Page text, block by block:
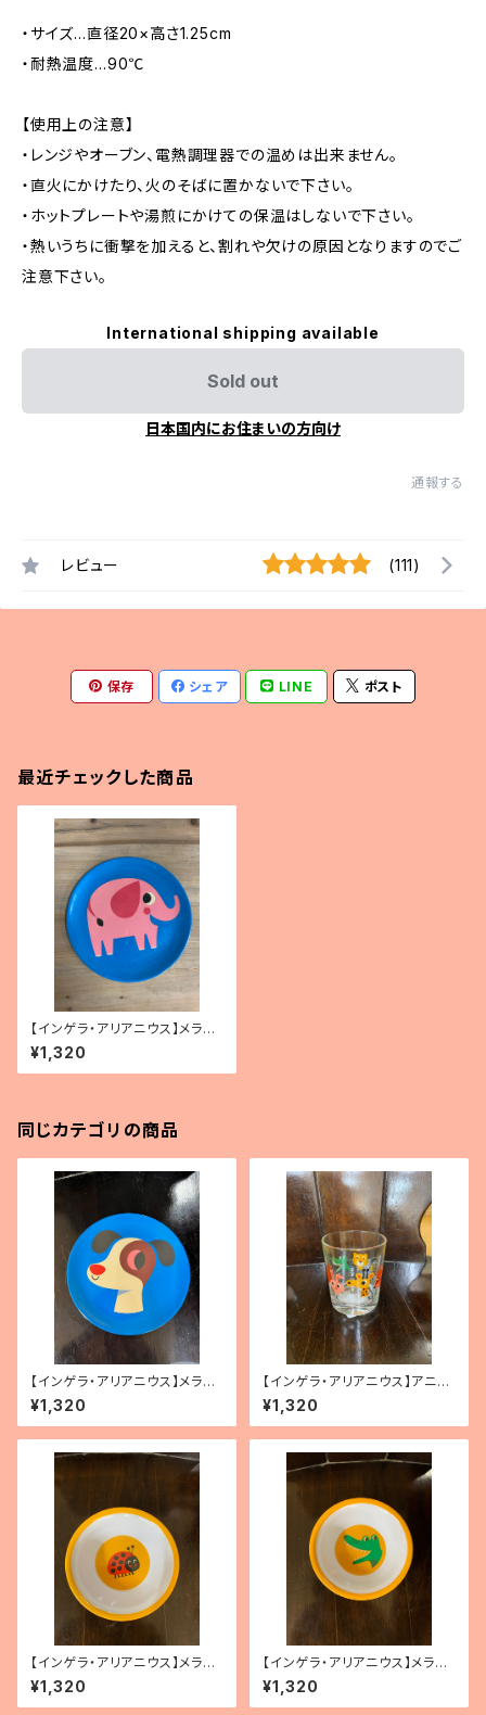
・サイズ…直径20×高さ1.25cm
・耐熱温度…90℃
【使用上の注意】
・レンジやオーブン、電熱調理器での温めは出来ません。
・直火にかけたり、火のそばに置かないで下さい。
・ホットプレートや湯煎にかけての保温はしないで下さい。
・熱いうちに衝撃を加えると、割れや欠けの原因となりますのでご
注意下さい。
International shipping available
Sold out
日本国内にお住まいの方向け
通報する
レビュー (111)
保存 シェア LINE ポスト
最近チェックした商品
【インゲラ・アリアニウス】メラミ
ンプレート（ゾウ）
¥1,320
同じカテゴリの商品
【インゲラ・アリアニウス】メラミ
ンプレート（イヌ・ブルー）
¥1,320
【インゲラ・アリアニウス】アニマ
ルグラス
¥1,320
【インゲラ・アリアニウス】メラミ
ンボウル（テントウムシ）
¥1,320
【インゲラ・アリアニウス】メラミ
ンボウル（ワニ）
¥1,320